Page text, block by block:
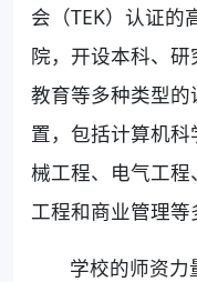
会（TEK）认证的
院，开设本科、
教育等多种类型
置，包括计算机
械工程、电气工
工程和商业管理等
学校的师资力